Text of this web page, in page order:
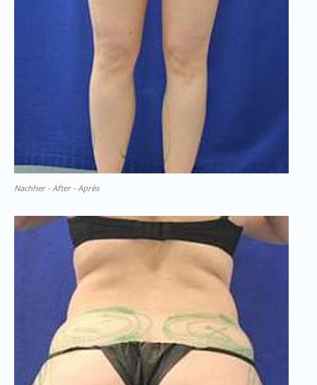
Nachher - After - Après